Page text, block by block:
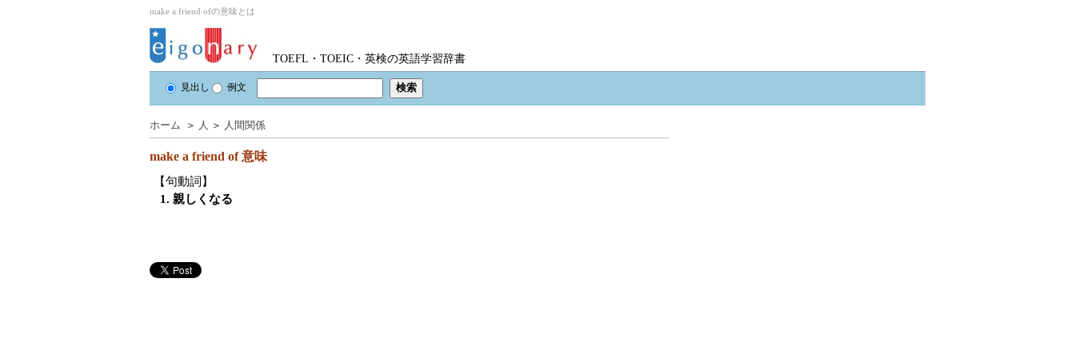
make a friend ofの意味とは
TOEFL・TOEIC・英検の英語学習辞書
見出し 例文
ホーム ＞ 人 ＞ 人間関係
make a friend of意味
【句動詞】
1. 親しくなる